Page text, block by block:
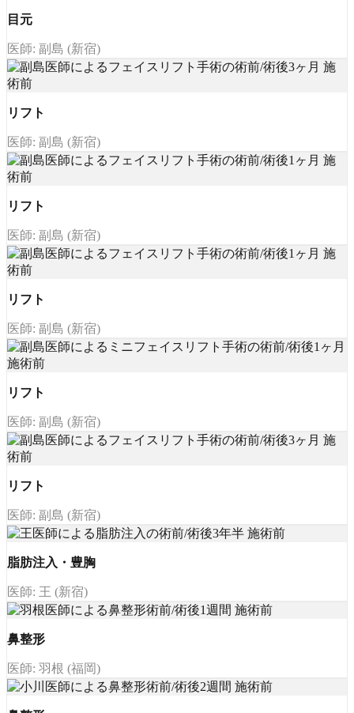
目元
医師: 副島 (新宿)
リフト
医師: 副島 (新宿)
リフト
医師: 副島 (新宿)
リフト
医師: 副島 (新宿)
リフト
医師: 副島 (新宿)
リフト
医師: 副島 (新宿)
脂肪注入・豊胸
医師: 王 (新宿)
鼻整形
医師: 羽根 (福岡)